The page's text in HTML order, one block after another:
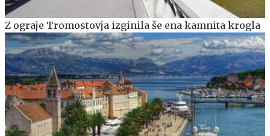
Z ograje Tromostovja izginila še ena kamnita krogla